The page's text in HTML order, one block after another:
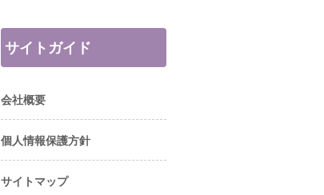
サイトガイド
会社概要
個人情報保護方針
サイトマップ